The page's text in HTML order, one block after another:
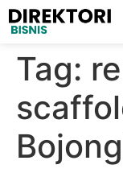
Tag: